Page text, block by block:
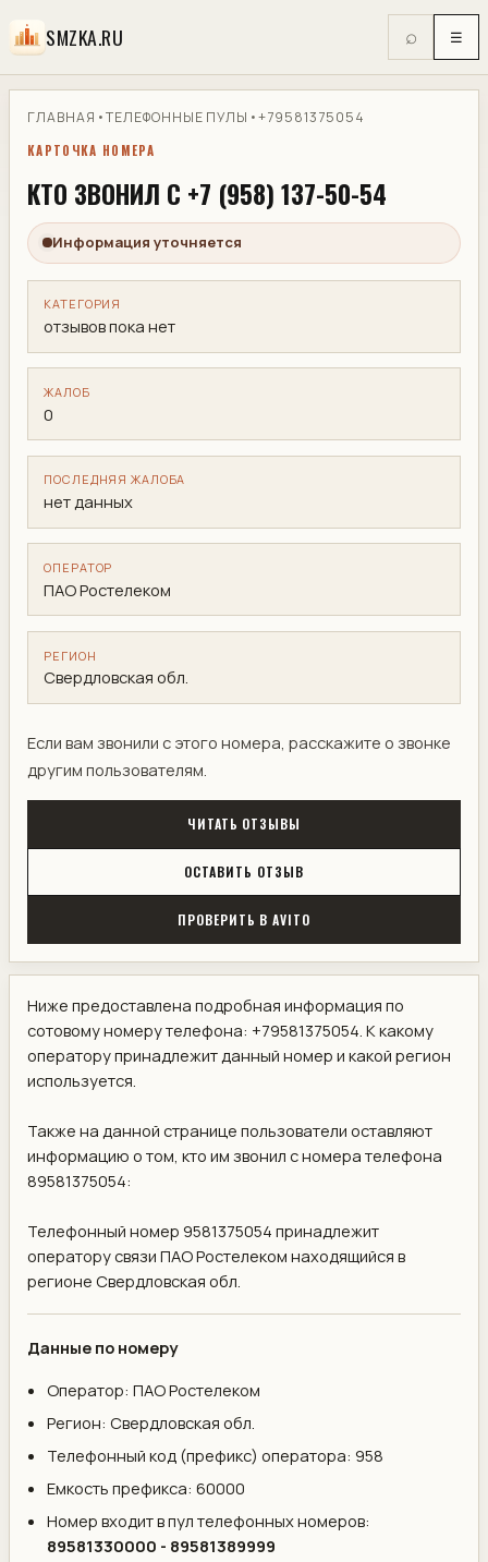
SMZKA.RU ⌕ ☰
ГЛАВНАЯ •ТЕЛЕФОННЫЕ ПУЛЫ •+79581375054
КАРТОЧКА НОМЕРА
КТО ЗВОНИЛ С +7 (958) 137-50-54
Информация уточняется
КАТЕГОРИЯ
отзывов пока нет
ЖАЛОБ
0
ПОСЛЕДНЯЯ ЖАЛОБА
нет данных
ОПЕРАТОР
ПАО Ростелеком
РЕГИОН
Свердловская обл.
Если вам звонили с этого номера, расскажите о звонке
другим пользователям.
ЧИТАТЬ ОТЗЫВЫ
ОСТАВИТЬ ОТЗЫВ
ПРОВЕРИТЬ В AVITO
Ниже предоставлена подробная информация по
сотовому номеру телефона: +79581375054. К какому
оператору принадлежит данный номер и какой регион
используется.
Также на данной странице пользователи оставляют
информацию о том, кто им звонил с номера телефона
89581375054:
Телефонный номер 9581375054 принадлежит
оператору связи ПАО Ростелеком находящийся в
регионе Свердловская обл.
Данные по номеру
Оператор: ПАО Ростелеком
Регион: Свердловская обл.
Телефонный код (префикс) оператора: 958
Емкость префикса: 60000
Номер входит в пул телефонных номеров:
89581330000 - 89581389999